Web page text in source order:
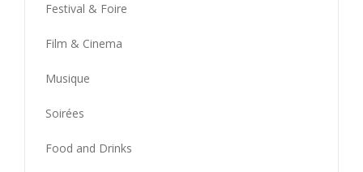
Festival & Foire
Film & Cinema
Musique
Soirées
Food and Drinks